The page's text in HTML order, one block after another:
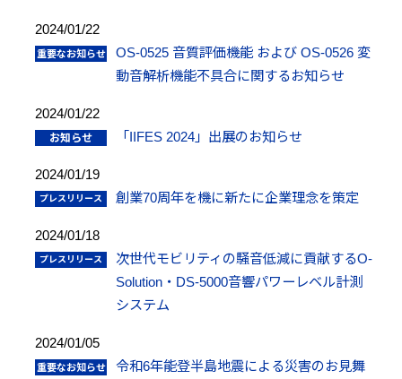
2024/01/22
OS-0525 音質評価機能 および OS-0526 変
動音解析機能不具合に関するお知らせ
2024/01/22
「IIFES 2024」出展のお知らせ
2024/01/19
創業70周年を機に新たに企業理念を策定
2024/01/18
次世代モビリティの騒音低減に貢献するO-
Solution・DS-5000音響パワーレベル計測
システム
2024/01/05
令和6年能登半島地震による災害のお見舞